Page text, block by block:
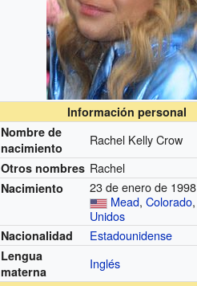
Información personal
Nombre de
nacimiento
Rachel Kelly Crow
Otros nombres Rachel
Nacimiento
23 de enero de 1998
Mead,Colorado,
Unidos
Nacionalidad Estadounidense
Lengua
materna
Inglés